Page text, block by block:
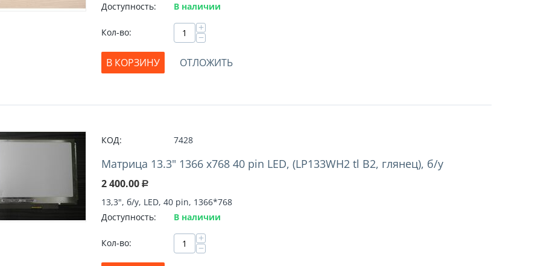
Доступность:
В наличии
Кол-во: +
−
В КОРЗИНУ
ОТЛОЖИТЬ
КОД: 7428
Матрица 13.3" 1366 x768 40 pin LED, (LP133WH2 tl B2, глянец), б/у
2 400.00 Р
13,3", б/у, LED, 40 pin, 1366*768
Доступность:
В наличии
Кол-во: +
−